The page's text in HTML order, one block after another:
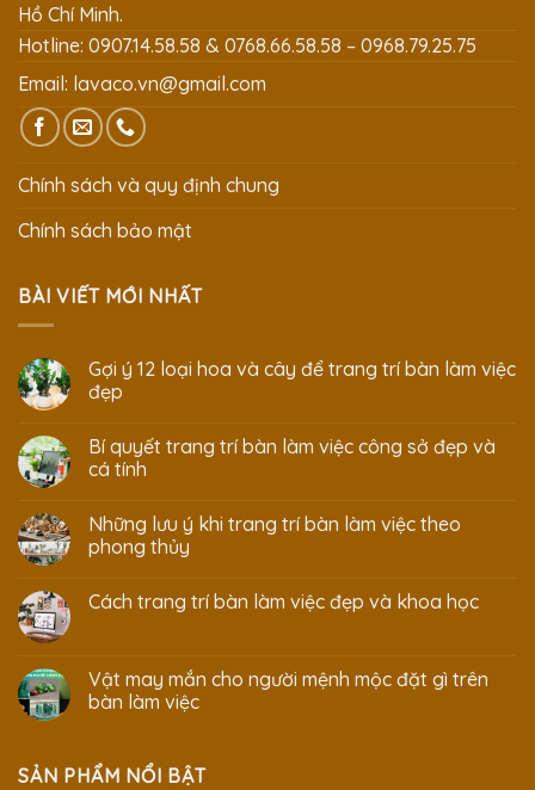
Hồ Chí Minh.
Hotline: 0907.14.58.58 & 0768.66.58.58 – 0968.79.25.75
Email: lavaco.vn@gmail.com
Chính sách và quy định chung
Chính sách bảo mật
BÀI VIẾT MỚI NHẤT
Gợi ý 12 loại hoa và cây để trang trí bàn làm việc
đẹp
Bí quyết trang trí bàn làm việc công sở đẹp và
cá tính
Những lưu ý khi trang trí bàn làm việc theo
phong thủy
Cách trang trí bàn làm việc đẹp và khoa học
Vật may mắn cho người mệnh mộc đặt gì trên
bàn làm việc
SẢN PHẨM NỔI BẬT